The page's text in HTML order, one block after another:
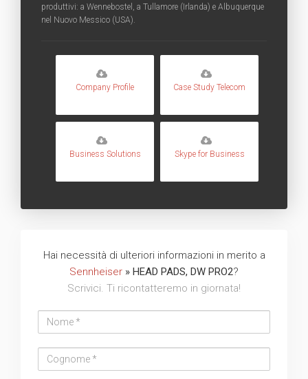
produttivi: a Wennebostel, a Tullamore (Irlanda) e Albuquerque
nel Nuovo Messico (USA).
Company Profile Case Study Telecom
Business Solutions Skype for Business
Hai necessità di ulteriori informazioni in merito a
Sennheiser » HEAD PADS, DW PRO2?
Scrivici. Ti ricontatteremo in giornata!